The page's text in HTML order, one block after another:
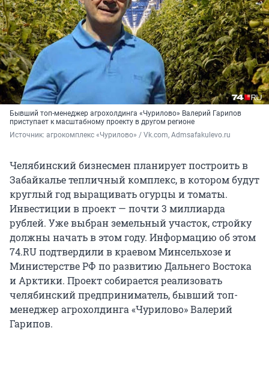
Бывший топ-менеджер агрохолдинга «Чурилово» Валерий Гарипов
приступает к масштабному проекту в другом регионе
Источник: агрокомплекс «Чурилово» / Vk.com, Admsafakulevo.ru
Челябинский бизнесмен планирует построить в
Забайкалье тепличный комплекс, в котором будут
круглый год выращивать огурцы и томаты.
Инвестиции в проект — почти 3 миллиарда
рублей. Уже выбран земельный участок, стройку
должны начать в этом году. Информацию об этом
74.RU подтвердили в краевом Минсельхозе и
Министерстве РФ по развитию Дальнего Востока
и Арктики. Проект собирается реализовать
челябинский предприниматель, бывший топ-
менеджер агрохолдинга «Чурилово» Валерий
Гарипов.